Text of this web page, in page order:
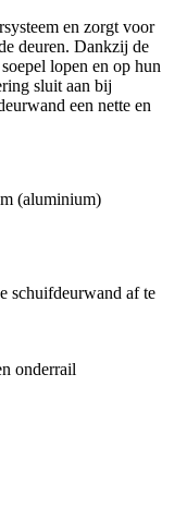
en zorgt voor
deuren. Dankzij de
lopen en op hun
sluit aan bij
een nette en
(aluminium)
schuifdeurwand af te
onderrail